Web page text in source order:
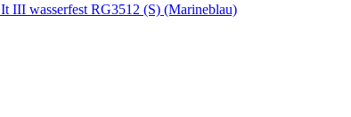
III wasserfest RG3512 (S) (Marineblau)